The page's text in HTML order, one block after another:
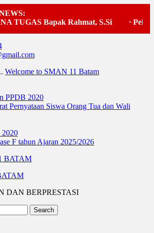
TUGAS Bapak Rahmat, S.Si
Welcome to SMAN 11 Batam
PPDB 2020
Pernyataan Siswa Orang Tua dan Wali
2020
F tahun Ajaran 2025/2026
DAN BERPRESTASI